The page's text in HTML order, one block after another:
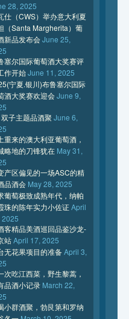
28, 2025
仕（CWS）举办意大利夏
（Santa Margherita）葡
新品发布会June 25,
塞尔国际葡萄酒大奖赛评
作开始June 11, 2025
宁夏.银川)布鲁塞尔国际
酒大奖赛欢迎会June 9,
子主题品酒聚 June 6,
重来的澳大利亚葡萄酒，
略地的刀锋犹在 May 31,
产区偏见的一场ASC的精
品酒会 May 28, 2025
葡萄极致成熟年代，纳帕
珠的陈年实力小佐证April
2025
客精品美酒巡回品鉴沙龙-
站April 17, 2025
无花果项目的准备April 3,
次吃江西菜，野生黎蒿，
品酒小记录 March 22,
小群酒聚，勃艮第和罗纳